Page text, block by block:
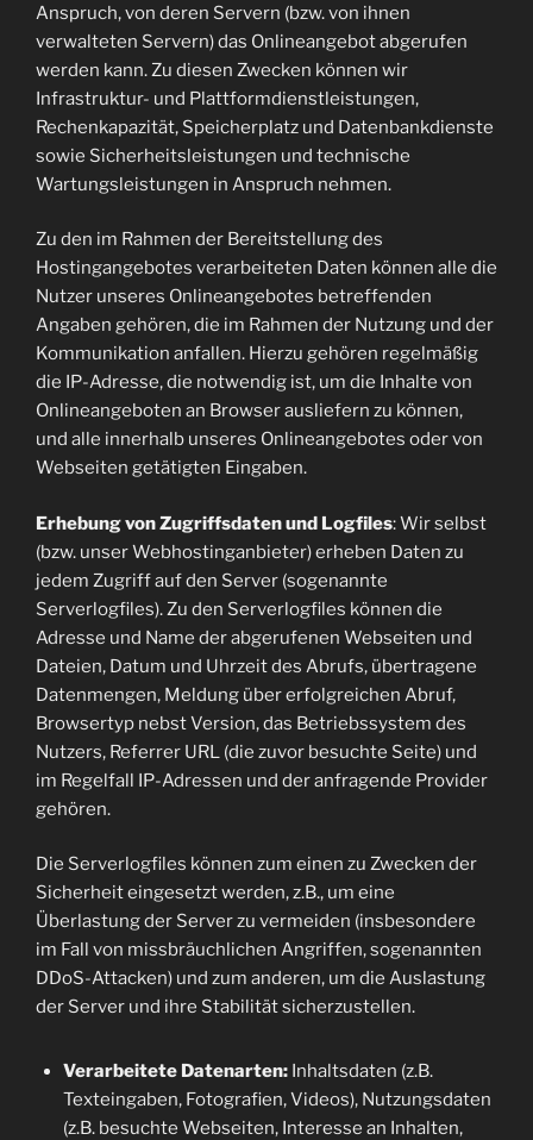
Anspruch, von deren Servern (bzw. von ihnen
verwalteten Servern) das Onlineangebot abgerufen
werden kann. Zu diesen Zwecken können wir
Infrastruktur- und Plattformdienstleistungen,
Rechenkapazität, Speicherplatz und Datenbankdienste
sowie Sicherheitsleistungen und technische
Wartungsleistungen in Anspruch nehmen.
Zu den im Rahmen der Bereitstellung des
Hostingangebotes verarbeiteten Daten können alle die
Nutzer unseres Onlineangebotes betreffenden
Angaben gehören, die im Rahmen der Nutzung und der
Kommunikation anfallen. Hierzu gehören regelmäßig
die IP-Adresse, die notwendig ist, um die Inhalte von
Onlineangeboten an Browser ausliefern zu können,
und alle innerhalb unseres Onlineangebotes oder von
Webseiten getätigten Eingaben.
Erhebung von Zugriffsdaten und Logfiles: Wir selbst
(bzw. unser Webhostinganbieter) erheben Daten zu
jedem Zugriff auf den Server (sogenannte
Serverlogfiles). Zu den Serverlogfiles können die
Adresse und Name der abgerufenen Webseiten und
Dateien, Datum und Uhrzeit des Abrufs, übertragene
Datenmengen, Meldung über erfolgreichen Abruf,
Browsertyp nebst Version, das Betriebssystem des
Nutzers, Referrer URL (die zuvor besuchte Seite) und
im Regelfall IP-Adressen und der anfragende Provider
gehören.
Die Serverlogfiles können zum einen zu Zwecken der
Sicherheit eingesetzt werden, z.B., um eine
Überlastung der Server zu vermeiden (insbesondere
im Fall von missbräuchlichen Angriffen, sogenannten
DDoS-Attacken) und zum anderen, um die Auslastung
der Server und ihre Stabilität sicherzustellen.
Verarbeitete Datenarten:Inhaltsdaten (z.B.
Texteingaben, Fotografien, Videos), Nutzungsdaten
(z.B. besuchte Webseiten, Interesse an Inhalten,